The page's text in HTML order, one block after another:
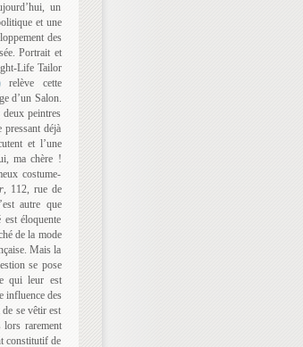
un
et une
des
Portrait et
Life Tailor
relève cette
d’un Salon.
peintres
déjà
et l’une
ma chère !
costume-
, 112, rue de
autre que
éloquente
de la mode
Mais la
se pose
qui leur est
influence des
se vêtir est
lors rarement
constitutif de